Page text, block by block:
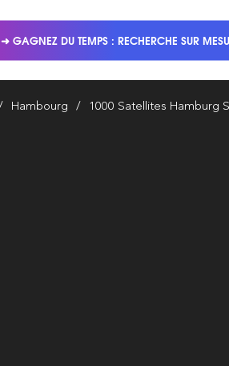
➜ GAGNEZ DU TEMPS : RECHERCHE SUR
Hambourg 1000 Satellites Hamburg